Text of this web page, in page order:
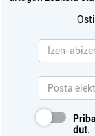
dut.